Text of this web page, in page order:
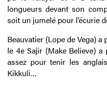
longueurs devant son
soit un jumelé pour l’écurie
Beauvatier (Lope de Vega)
le 4e Sajir (Make Believe)
assez pour tenir les
Kikkuli…